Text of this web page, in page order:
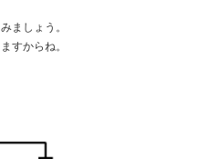
ましょう。
すからね。